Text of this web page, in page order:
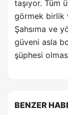
taşıyor. Tüm
görmek birlik
Şahsıma ve
güveni asla
şüphesi
BENZER